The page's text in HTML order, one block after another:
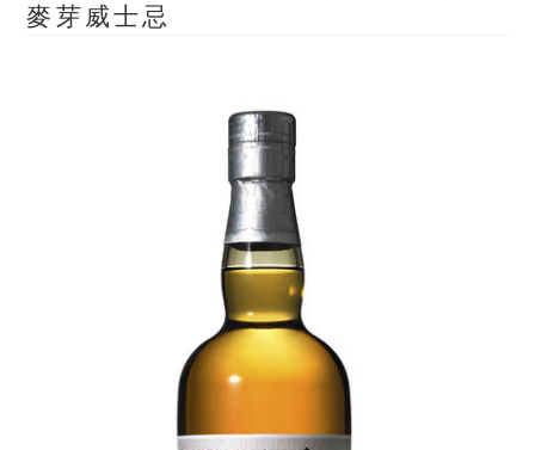
麥芽威士忌